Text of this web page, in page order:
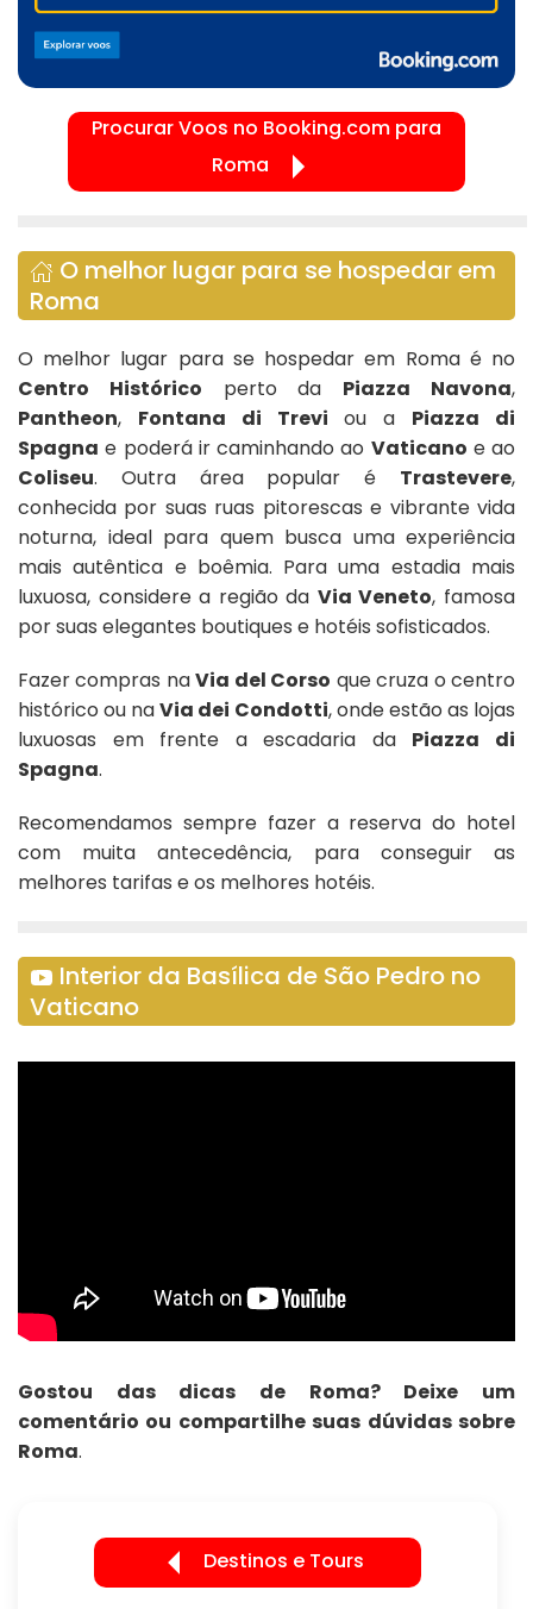
Procurar Voos no Booking.com para
Roma
O melhor lugar para se hospedar em
Roma
O melhor lugar para se hospedar em Roma é no
Centro Histórico perto da Piazza Navona,
Pantheon, Fontana di Trevi ou a Piazza di
Spagna e poderá ir caminhando ao Vaticano e ao
Coliseu. Outra área popular é Trastevere,
conhecida por suas ruas pitorescas e vibrante vida
noturna, ideal para quem busca uma experiência
mais autêntica e boêmia. Para uma estadia mais
luxuosa, considere a região da Via Veneto, famosa
por suas elegantes boutiques e hotéis sofisticados.
Fazer compras naVia del Corso que cruza o centro
histórico ou naVia dei Condotti, onde estão as lojas
luxuosas em frente a escadaria da Piazza di
Spagna.
Recomendamos sempre fazer a reserva do hotel
com muita antecedência, para conseguir as
melhores tarifas e os melhores hotéis.
Interior da Basílica de São Pedro no
Vaticano
Gostou das dicas de Roma? Deixe um
comentário ou compartilhe suas dúvidas sobre
Roma.
Destinos e Tours